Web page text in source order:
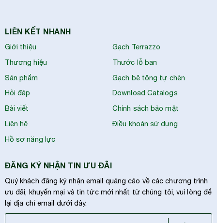
LIÊN KẾT NHANH
Giới thiệu
Thương hiệu
Sản phẩm
Hỏi đáp
Bài viết
Liên hệ
Hồ sơ năng lực
Gạch Terrazzo
Thước lỗ ban
Gạch bê tông tự chèn
Download Catalogs
Chính sách bảo mật
Điều khoản sử dụng
ĐĂNG KÝ NHẬN TIN ƯU ĐÃI
Quý khách đăng ký nhận email quảng cáo về các chương trình
ưu đãi, khuyến mại và tin tức mới nhất từ chúng tôi, vui lòng để
lại địa chỉ email dưới đây.